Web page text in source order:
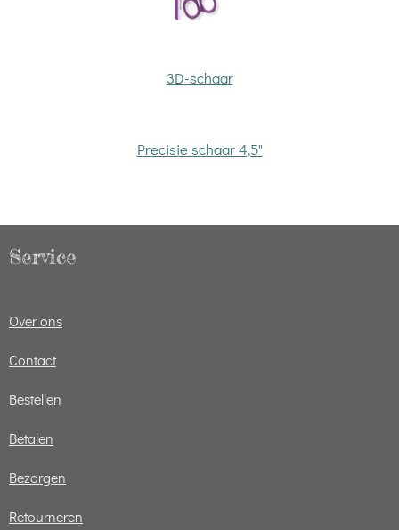
3D-schaar
Precisie schaar 4,5"
Service
Over ons
Contact
Bestellen
Betalen
Bezorgen
Retourneren